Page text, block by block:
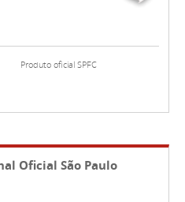
Produto oficial SPFC
Oficial São Paulo